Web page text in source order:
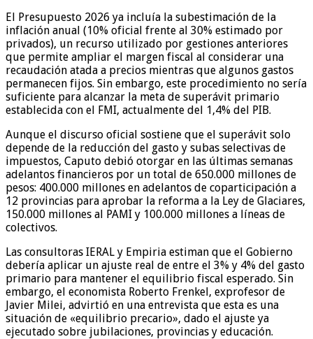
El Presupuesto 2026 ya incluía la subestimación de la
inflación anual (10% oficial frente al 30% estimado por
privados), un recurso utilizado por gestiones anteriores
que permite ampliar el margen fiscal al considerar una
recaudación atada a precios mientras que algunos gastos
permanecen fijos. Sin embargo, este procedimiento no sería
suficiente para alcanzar la meta de superávit primario
establecida con el FMI, actualmente del 1,4% del PIB.
Aunque el discurso oficial sostiene que el superávit solo
depende de la reducción del gasto y subas selectivas de
impuestos, Caputo debió otorgar en las últimas semanas
adelantos financieros por un total de 650.000 millones de
pesos: 400.000 millones en adelantos de coparticipación a
12 provincias para aprobar la reforma a la Ley de Glaciares,
150.000 millones al PAMI y 100.000 millones a líneas de
colectivos.
Las consultoras IERAL y Empiria estiman que el Gobierno
debería aplicar un ajuste real de entre el 3% y 4% del gasto
primario para mantener el equilibrio fiscal esperado. Sin
embargo, el economista Roberto Frenkel, exprofesor de
Javier Milei, advirtió en una entrevista que esta es una
situación de «equilibrio precario», dado el ajuste ya
ejecutado sobre jubilaciones, provincias y educación.